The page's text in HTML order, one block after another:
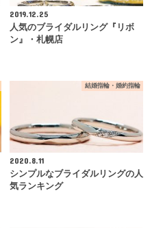
2019.12.25
人気のブライダルリング『リボ
ン』・札幌店
結婚指輪・婚約指輪
2020.8.11
シンプルなブライダルリングの人
気ランキング